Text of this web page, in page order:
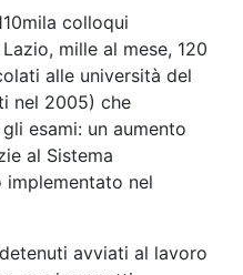
colloqui
mille al mese, 120
alle università del
nel 2005) che
esami: un aumento
al Sistema
implementato nel
avviati al lavoro